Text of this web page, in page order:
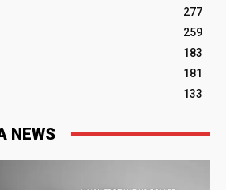
277
259
183
181
133
NEWS